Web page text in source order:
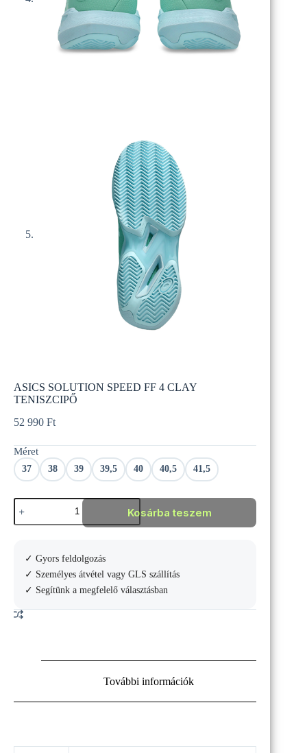
ASICS SOLUTION SPEED FF 4 CLAY
TENISZCIPŐ
52 990 Ft
Méret
37 38 39 39,5 40 40,5 41,5
ASICS
SOLUTION
SPEED
CLAY
TENISZCIPŐ
mennyiség
Kosárba teszem
✓ Gyors feldolgozás
✓ Személyes átvétel vagy GLS szállítás
✓ Segítünk a megfelelő választásban
További információk